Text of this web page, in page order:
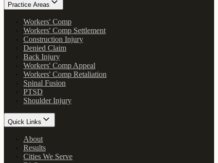
Practice Areas
Workers' Comp
Workers' Comp Settlement
Construction Injury
Denied Claim
Back Injury
Workers' Comp Appeal
Workers' Comp Retaliation
Spinal Fusion
PTSD
Shoulder Injury
Quick Links
About
Results
Cities We Serve